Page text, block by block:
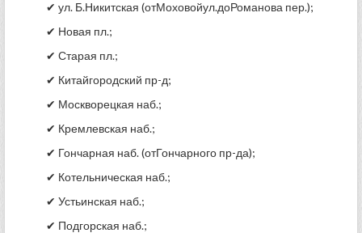
✔ ул. Б.Никитская (отМоховойул.доРоманова пер.);
✔ Новая пл.;
✔ Старая пл.;
✔ Китайгородский пр-д;
✔ Москворецкая наб.;
✔ Кремлевская наб.;
✔ Гончарная наб. (отГончарного пр-да);
✔ Котельническая наб.;
✔ Устьинская наб.;
✔ Подгорская наб.;